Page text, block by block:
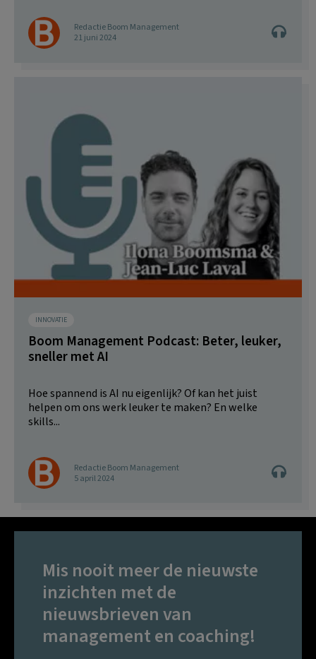
Redactie Boom Management
21 juni 2024
INNOVATIE
Boom Management Podcast: Beter, leuker,
sneller met AI
Hoe spannend is AI nu eigenlijk? Of kan het juist
helpen om ons werk leuker te maken? En welke
skills...
Redactie Boom Management
5 april 2024
Mis nooit meer de nieuwste
inzichten met de
nieuwsbrieven van
management en coaching!